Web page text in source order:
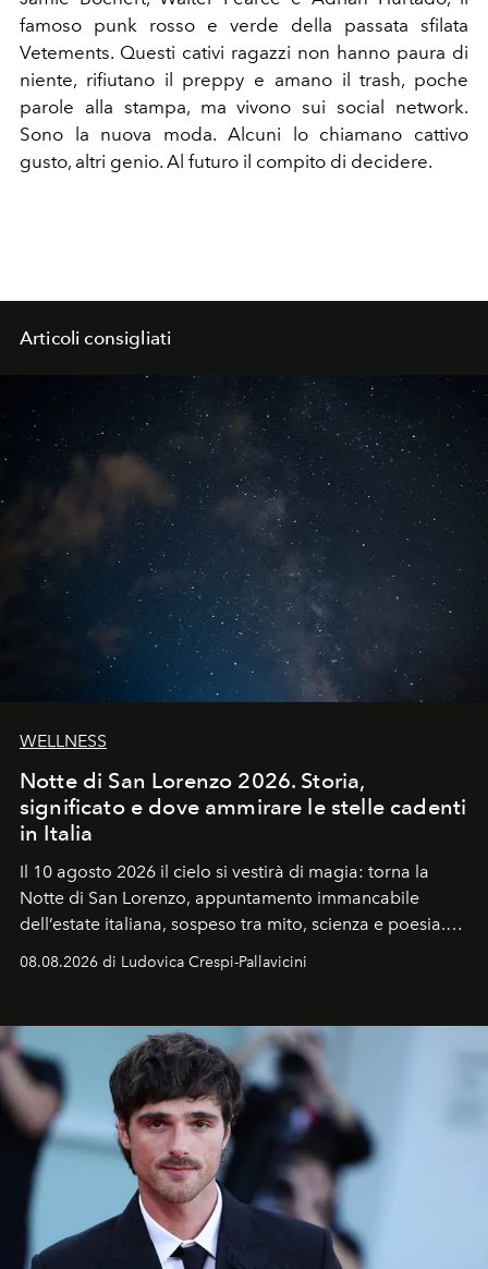
famoso punk rosso e verde della passata sfilata
Vetements. Questi cativi ragazzi non hanno paura di
niente, rifiutano il preppy e amano il trash, poche
parole alla stampa, ma vivono sui social network.
Sono la nuova moda. Alcuni lo chiamano cattivo
gusto, altri genio. Al futuro il compito di decidere.
Articoli consigliati
WELLNESS
Notte di San Lorenzo 2026. Storia,
significato e dove ammirare le stelle cadenti
in Italia
Il 10 agosto 2026 il cielo si vestirà di magia: torna la
Notte di San Lorenzo, appuntamento immancabile
dell’estate italiana, sospeso tra mito, scienza e poesia.
Sarà il momento in cui gli occhi si alzano verso la volta
celeste per seguire il passaggio delle
all’universo i desideri più segreti
08.08.2026 di Ludovica Crespi-Pallavicini